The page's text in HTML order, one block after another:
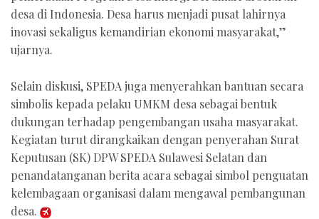
desa di Indonesia. Desa harus menjadi pusat lahirnya
inovasi sekaligus kemandirian ekonomi masyarakat,”
ujarnya.
Selain diskusi, SPEDA juga menyerahkan bantuan secara
simbolis kepada pelaku UMKM desa sebagai bentuk
dukungan terhadap pengembangan usaha masyarakat.
Kegiatan turut dirangkaikan dengan penyerahan Surat
Keputusan (SK) DPW SPEDA Sulawesi Selatan dan
penandatanganan berita acara sebagai simbol penguatan
kelembagaan organisasi dalam mengawal pembangunan
desa.